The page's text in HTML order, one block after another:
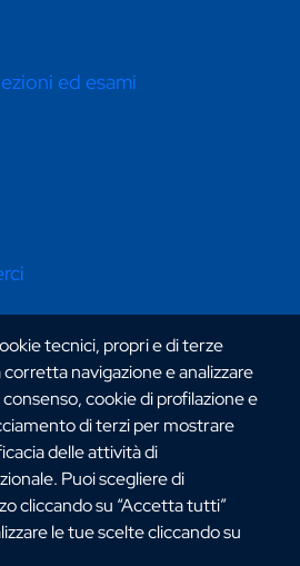
tecnici, propri e di terze
navigazione e analizzare
cookie di profilazione e
di terzi per mostrare
delle attività di
Puoi scegliere di
cliccando su “Accetta tutti”
le tue scelte cliccando su
ed esami